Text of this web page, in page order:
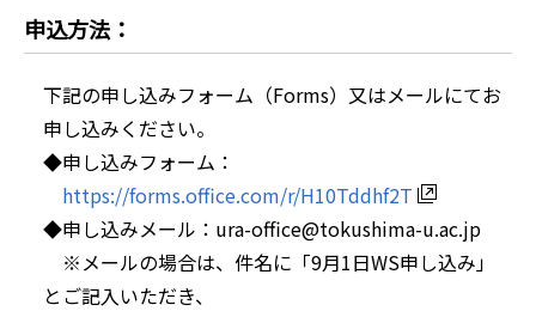
申込方法：
下記の申し込みフォーム（Forms）又はメールにてお
申し込みください。
◆申し込みフォーム：
https://forms.office.com/r/H10Tddhf2T
◆申し込みメール：ura-office@tokushima-u.ac.jp
※メールの場合は、件名に「9月1日WS申し込み」
とご記入いただき、